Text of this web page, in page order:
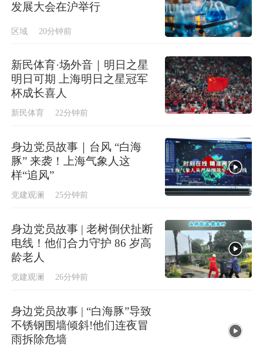
发展大会在沪举行
区域 20分钟前
新民体育·场外音｜明日之星
明日可期 上海明日之星冠军
杯成长喜人
新民体育 22分钟前
身边党员故事｜台风 “白海
豚” 来袭！上海气象人这
样“追风”
党建观澜 25分钟前
身边党员故事 | 老树倒伏扯断
电线！他们合力守护 86 岁高
龄老人
党建观澜 26分钟前
身边党员故事 | “白海豚”导致
不锈钢围墙倾斜!他们连夜冒
雨拆除危墙